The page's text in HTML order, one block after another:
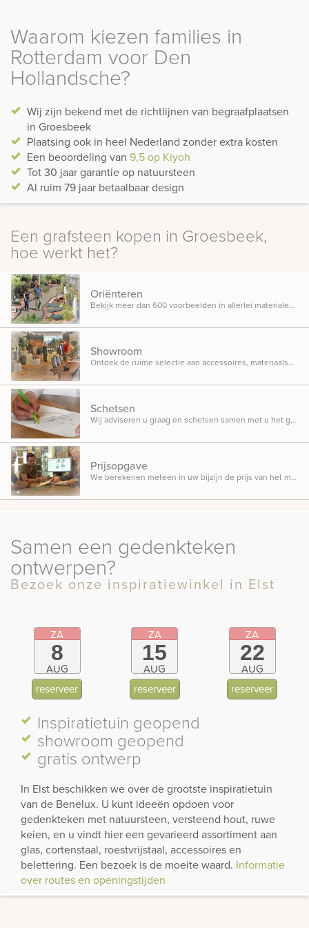
Waarom kiezen families in
Rotterdam voor Den
Hollandsche?
Wij zijn bekend met de richtlijnen van begraafplaatsen
in Groesbeek
Plaatsing ook in heel Nederland zonder extra kosten
Een beoordeling van 9,5 op Kiyoh
Tot 30 jaar garantie op natuursteen
Al ruim 79 jaar betaalbaar design
Een grafsteen kopen in Groesbeek,
hoe werkt het?
Oriënteren
Bekijk meer dan 600 voorbeelden in allerlei materialen, ontwerpen en designs opgesteld in onze inspiratietuin.
Showroom
Ontdek de ruime selectie aan accessoires, materiaalsoorten en beletteringsmogelijkheden.
Schetsen
Wij adviseren u graag en schetsen samen met u het gedenkteken dat u in gedachten heeft.
Prijsopgave
We berekenen meteen in uw bijzijn de prijs van het monument, zodat u weet waar u aan toe bent.
Samen een gedenkteken
ontwerpen?
Bezoek onze inspiratiewinkel in Elst
ZA
8
AUG
reserveer
ZA
15
AUG
reserveer
ZA
22
AUG
reserveer
Inspiratietuin geopend
showroom geopend
gratis ontwerp
In Elst beschikken we over de grootste inspiratietuin
van de Benelux. U kunt ideeën opdoen voor
gedenkteken met natuursteen, versteend hout, ruwe
keien, en u vindt hier een gevarieerd assortiment aan
glas, cortenstaal, roestvrijstaal, accessoires en
belettering. Een bezoek is de moeite waard. Informatie
over routes en openingstijden